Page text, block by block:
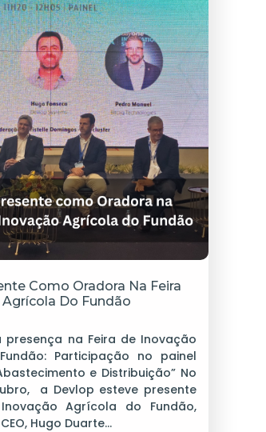
Como Oradora Na Feira
Do Fundão
presença na Feira de Inovação
Participação no painel
e Distribuição” No
a Devlop esteve presente
Agrícola do Fundão,
Hugo Duarte…